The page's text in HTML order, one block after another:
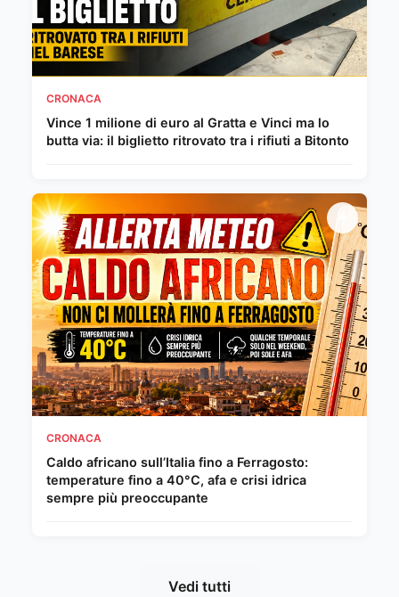
CRONACA
Vince 1 milione di euro al Gratta e Vinci ma lo
butta via: il biglietto ritrovato tra i rifiuti a Bitonto
CRONACA
Caldo africano sull’Italia fino a Ferragosto:
temperature fino a 40°C, afa e crisi idrica
sempre più preoccupante
Vedi tutti